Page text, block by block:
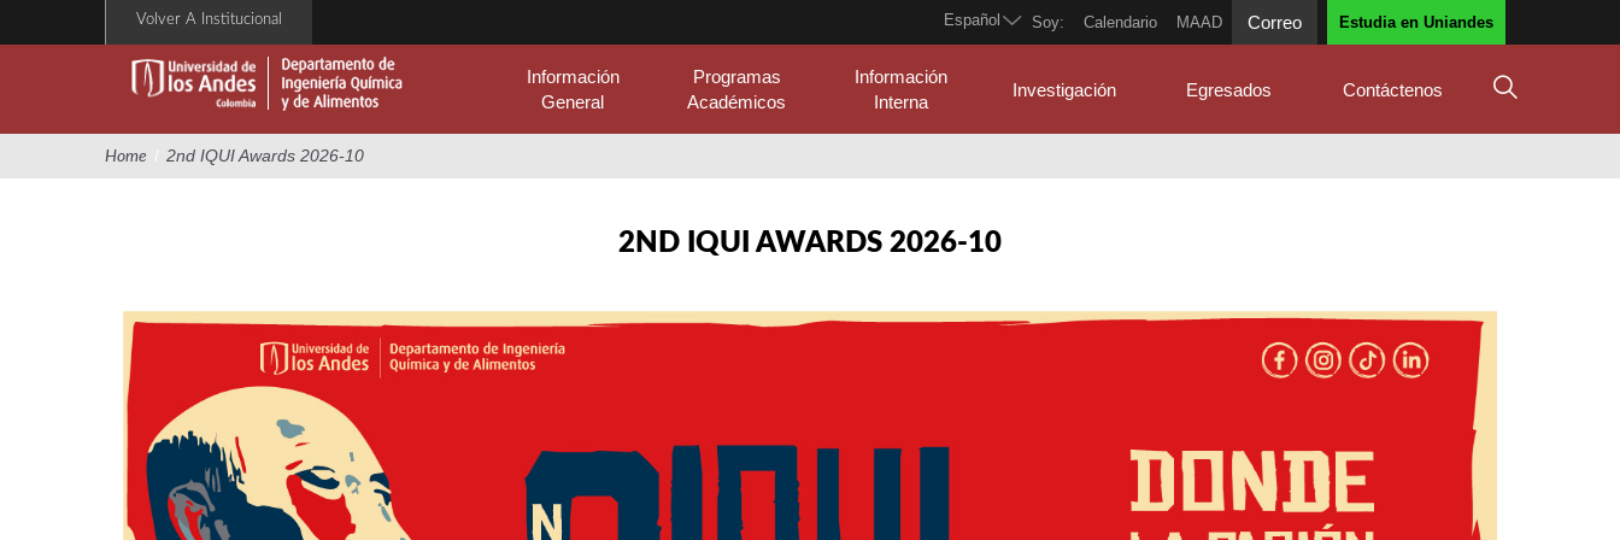
Volver A Institucional Soy: Calendario MAAD Correo Estudia en Uniandes
Español
Información
General
Programas
Académicos
Información
Interna
Investigación Egresados Contáctenos
Home / 2nd IQUI Awards 2026-10
2ND IQUI AWARDS 2026-10